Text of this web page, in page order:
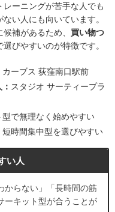
ーニングが苦手な人でも
い人にも向いています。
補があるため、 買い物つ
選びやすいのが特徴です。
カーブス 荻窪南口駅前
スタジオ サーティープラ
型で無理なく始めやすい
短時間集中型を選びやすい
い人
からない」「長時間の筋
ーキット型が合うことが